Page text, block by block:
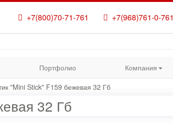
+7(800)70-71-761 +7(968)761-0-761
Портфолио Компания
"Mini Stick" F159 бежевая 32 Гб
32 Гб